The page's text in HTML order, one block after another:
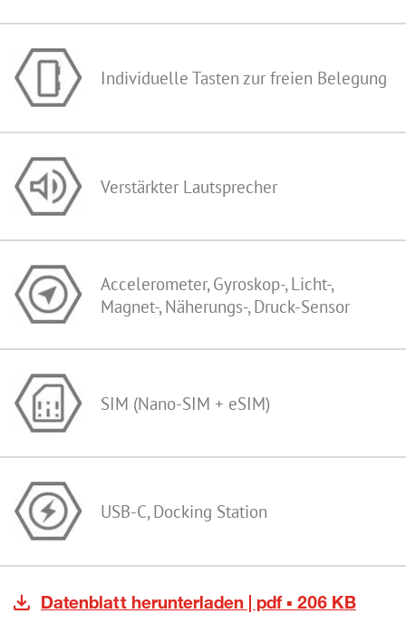
Individuelle Tasten zur freien Belegung
Verstärkter Lautsprecher
Accelerometer, Gyroskop-, Licht-,
Magnet-, Näherungs-, Druck-Sensor
SIM (Nano-SIM + eSIM)
USB-C, Docking Station
Datenblatt herunterladen | pdf ▪ 206 KB